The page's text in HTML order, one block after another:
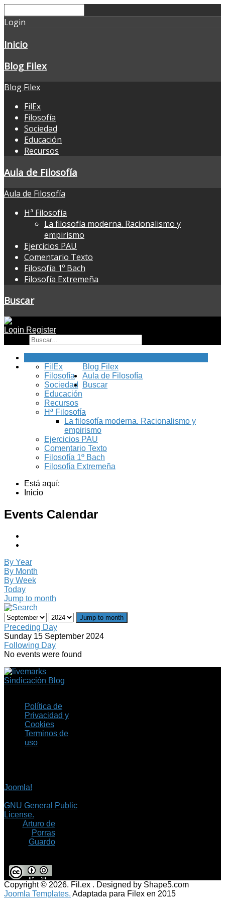
Login
Inicio
Blog Filex
Blog Filex
FilEx
Filosofía
Sociedad
Educación
Recursos
Aula de Filosofía
Aula de Filosofía
Hª Filosofía
La filosofía moderna. Racionalismo y
empirismo
Ejercicios PAU
Comentario Texto
Filosofía 1º Bach
Filosofía Extremeña
Buscar
Login Register
Blog Filex
FilEx
Filosofía
Sociedad
Educación
Recursos
Aula de Filosofía
Hª Filosofía
La filosofía moderna. Racionalismo y
empirismo
Ejercicios PAU
Comentario Texto
Filosofía 1º Bach
Filosofía Extremeña
Buscar
Está aquí:
Inicio
Events Calendar
By Year
By Month
By Week
Today
Jump to month
Jump to month
Preceding Day
Sunday 15 September 2024
Following Day
No events were found
Sindicación Blog
Política de
Privacidad y
Cookies
Terminos de
uso
Joomla!
GNU General Public
License.
Arturo de
Porras
Guardo
Copyright © 2026. Fil.ex . Designed by Shape5.com
Joomla Templates. Adaptada para Filex en 2015